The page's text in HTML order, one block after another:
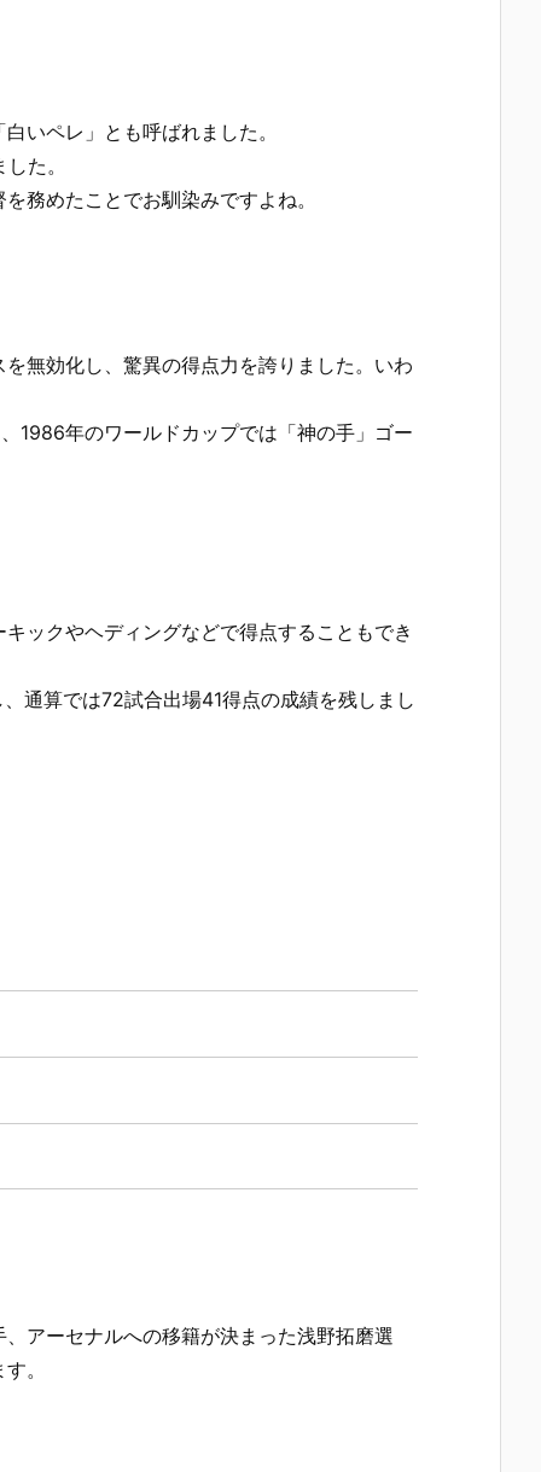
いペレ」とも呼ばれました。
た。
務めたことでお馴染みですよね。
無効化し、驚異の得点力を誇りました。いわ
1986年のワールドカップでは「神の手」ゴー
ックやヘディングなどで得点することもでき
通算では72試合出場41得点の成績を残しまし
アーセナルへの移籍が決まった浅野拓磨選
。